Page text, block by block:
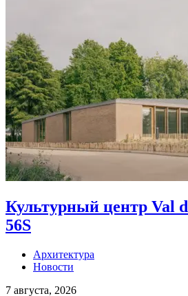
Культурный центр Val
56S
Архитектура
Новости
7 августа, 2026